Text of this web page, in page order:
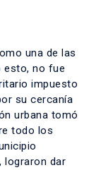
una de las
esto, no fue
impuesto
su cercanía
urbana tomó
todo los
lograron dar